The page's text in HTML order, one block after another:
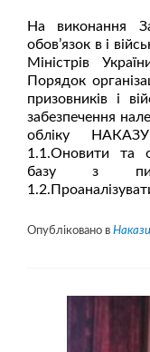
На виконання
обов’язок в і
Міністрів
Порядок
призовників і
забезпечення
обліку
1.1.Оновити та
базу з
Опубліковано в Накази